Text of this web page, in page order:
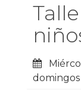
domingos